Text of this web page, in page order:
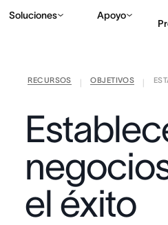
Soluciones Apoyo
RECURSOS OBJETIVOS
el éxito